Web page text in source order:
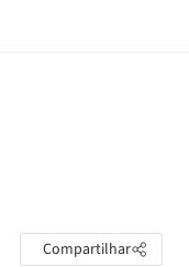
Compartilhar